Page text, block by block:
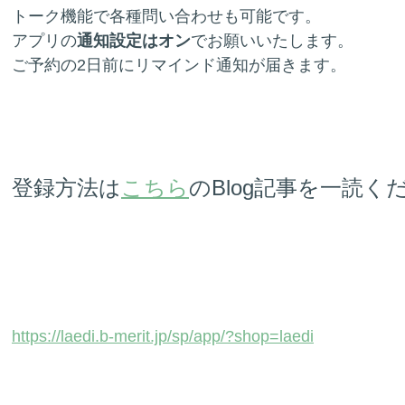
トーク機能で各種問い合わせも可能です。
アプリの通知設定はオンでお願いいたします。
ご予約の2日前にリマインド通知が届きます。
登録方法は こちら のBlog記事を一読く
https://laedi.b-merit.jp/sp/app/?shop=laedi